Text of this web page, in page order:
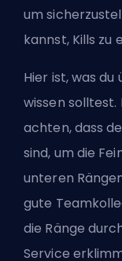
um
kannst, Kills zu
Hier ist, was du
wissen
achten, dass
sind, um die
unteren
gute
die Ränge
Service